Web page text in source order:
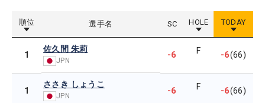
順位 選手名 SC HOLE TODAY
1
佐久間 朱莉
JPN
-6 F -6(66)
1
ささき しょうこ
JPN -6 F -6(66)